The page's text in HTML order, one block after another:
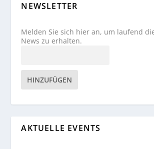
NEWSLETTER
Melden Sie sich hier an, um laufend
News zu erhalten.
HINZUFÜGEN
AKTUELLE EVENTS